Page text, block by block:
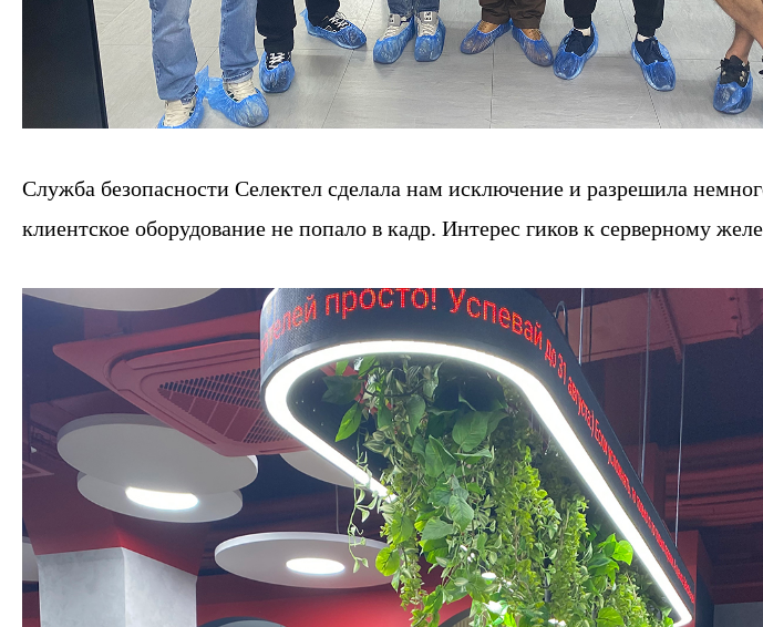
Служба безопасности Селектел сделала нам исключение и разрешила
клиентское оборудование не попало в кадр. Интерес гиков к серверному